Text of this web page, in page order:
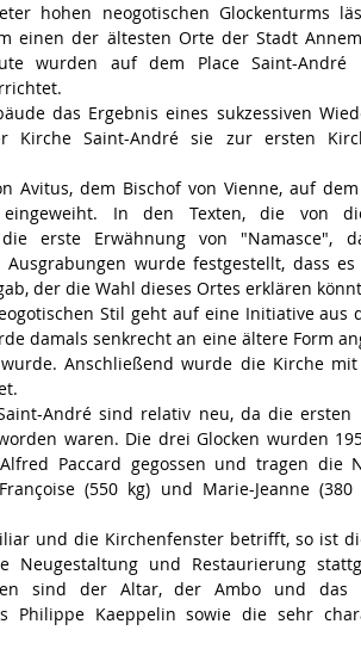
hohen neogotischen Glockenturms
einen der ältesten Orte der Stadt
wurden auf dem Place Saint-André
das Ergebnis eines sukzessiven
Kirche Saint-André sie zur ersten
Avitus, dem Bischof von Vienne, auf dem
eingeweiht. In den Texten, die von
erste Erwähnung von "Namasce",
Ausgrabungen wurde festgestellt, dass
der die Wahl dieses Ortes erklären
Stil geht auf eine Initiative aus
damals senkrecht an eine ältere Form
Anschließend wurde die Kirche
André sind relativ neu, da die ersten
waren. Die drei Glocken wurden
Paccard gegossen und tragen die
(550 kg) und Marie-Jeanne
und die Kirchenfenster betrifft, so ist
Neugestaltung und Restaurierung
sind der Altar, der Ambo und das
Philippe Kaeppelin sowie die sehr